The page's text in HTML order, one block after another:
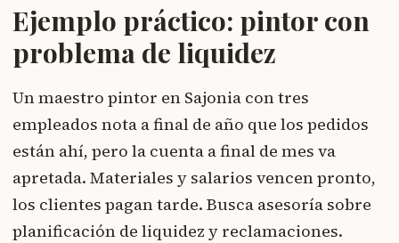
Ejemplo práctico: pintor con
problema de liquidez
Un maestro pintor en Sajonia con tres
empleados nota a final de año que los pedidos
están ahí, pero la cuenta a final de mes va
apretada. Materiales y salarios vencen pronto,
los clientes pagan tarde. Busca asesoría sobre
planificación de liquidez y reclamaciones.